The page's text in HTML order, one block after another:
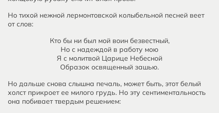
Но тихой нежной лермонтовской колыбельной песней веет
от слов:
Кто бы ни был мой воин безвестный,
Но с надеждой в работу мою
Я с молитвой Царице Небесной
Образок освященный зашью.
Но дальше снова слышна печаль, может быть, этот белый
холст прикроет ее милого грудь. Но эту сентиментальность
она побивает твердым решением: